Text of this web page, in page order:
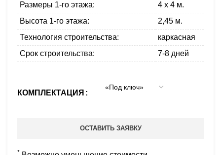
Размеры 1-го этажа:
4 x 4 м.
Высота 1-го этажа:
2,45 м.
Технология строительства:
каркасная
Срок строительства:
7-8 дней
КОМПЛЕКТАЦИЯ
ОСТАВИТЬ ЗАЯВКУ
*